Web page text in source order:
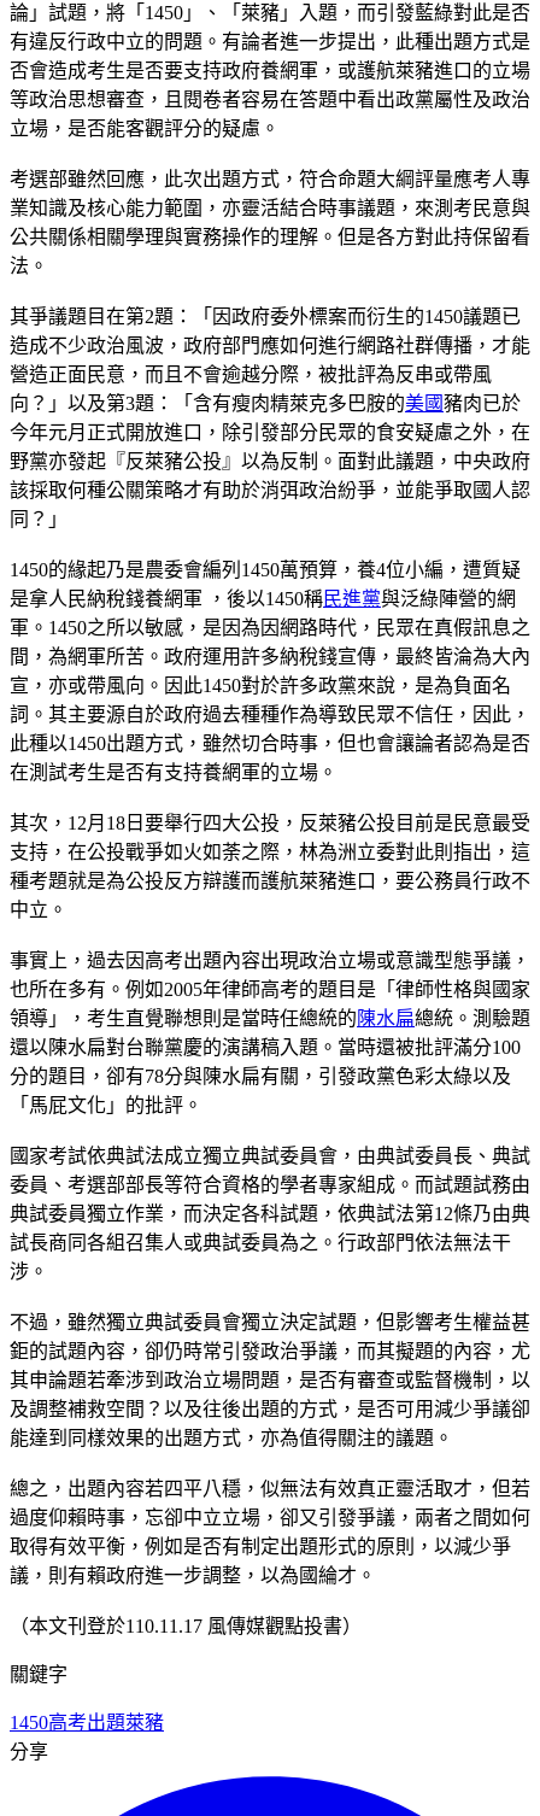
論」試題，將「1450」、「萊豬」入題，而引發藍綠對此是否
有違反行政中立的問題。有論者進一步提出，此種出題方式是
否會造成考生是否要支持政府養網軍，或護航萊豬進口的立場
等政治思想審查，且閱卷者容易在答題中看出政黨屬性及政治
立場，是否能客觀評分的疑慮。
考選部雖然回應，此次出題方式，符合命題大綱評量應考人專
業知識及核心能力範圍，亦靈活結合時事議題，來測考民意與
公共關係相關學理與實務操作的理解。但是各方對此持保留看
法。
其爭議題目在第2題：「因政府委外標案而衍生的1450議題已
造成不少政治風波，政府部門應如何進行網路社群傳播，才能
營造正面民意，而且不會逾越分際，被批評為反串或帶風
向？」以及第3題：「含有瘦肉精萊克多巴胺的美國豬肉已於
今年元月正式開放進口，除引發部分民眾的食安疑慮之外，在
野黨亦發起『反萊豬公投』以為反制。面對此議題，中央政府
該採取何種公關策略才有助於消弭政治紛爭，並能爭取國人認
同？」
1450的緣起乃是農委會編列1450萬預算，養4位小編，遭質疑
是拿人民納稅錢養網軍 ，後以1450稱民進黨與泛綠陣營的網
軍。1450之所以敏感，是因為因網路時代，民眾在真假訊息之
間，為網軍所苦。政府運用許多納稅錢宣傳，最終皆淪為大內
宣，亦或帶風向。因此1450對於許多政黨來說，是為負面名
詞。其主要源自於政府過去種種作為導致民眾不信任，因此，
此種以1450出題方式，雖然切合時事，但也會讓論者認為是否
在測試考生是否有支持養網軍的立場。
其次，12月18日要舉行四大公投，反萊豬公投目前是民意最受
支持，在公投戰爭如火如荼之際，林為洲立委對此則指出，這
種考題就是為公投反方辯護而護航萊豬進口，要公務員行政不
中立。
事實上，過去因高考出題內容出現政治立場或意識型態爭議，
也所在多有。例如2005年律師高考的題目是「律師性格與國家
領導」，考生直覺聯想則是當時任總統的 陳水扁總統。測驗題
還以陳水扁對台聯黨慶的演講稿入題。當時還被批評滿分100
分的題目，卻有78分與陳水扁有關，引發政黨色彩太綠以及
「馬屁文化」的批評。
國家考試依典試法成立獨立典試委員會，由典試委員長、典試
委員、考選部部長等符合資格的學者專家組成。而試題試務由
典試委員獨立作業，而決定各科試題，依典試法第12條乃由典
試長商同各組召集人或典試委員為之。行政部門依法無法干
涉。
不過，雖然獨立典試委員會獨立決定試題，但影響考生權益甚
鉅的試題內容，卻仍時常引發政治爭議，而其擬題的內容，尤
其申論題若牽涉到政治立場問題，是否有審查或監督機制，以
及調整補救空間？以及往後出題的方式，是否可用減少爭議卻
能達到同樣效果的出題方式，亦為值得關注的議題。
總之，出題內容若四平八穩，似無法有效真正靈活取才，但若
過度仰賴時事，忘卻中立立場，卻又引發爭議，兩者之間如何
取得有效平衡，例如是否有制定出題形式的原則，以減少爭
議，則有賴政府進一步調整，以為國綸才。
（本文刊登於110.11.17 風傳媒觀點投書）
關鍵字
1450高考出題萊豬
分享